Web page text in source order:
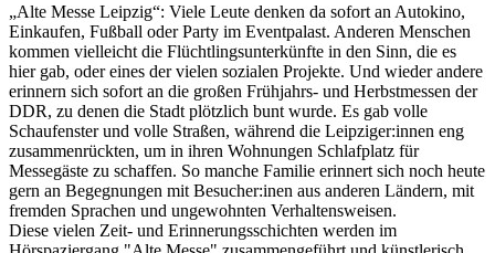
„Alte Messe Leipzig“: Viele Leute denken da sofort an Autokino,
Einkaufen, Fußball oder Party im Eventpalast. Anderen Menschen
kommen vielleicht die Flüchtlingsunterkünfte in den Sinn, die es
hier gab, oder eines der vielen sozialen Projekte. Und wieder andere
erinnern sich sofort an die großen Frühjahrs- und Herbstmessen der
DDR, zu denen die Stadt plötzlich bunt wurde. Es gab volle
Schaufenster und volle Straßen, während die Leipziger:innen eng
zusammenrückten, um in ihren Wohnungen Schlafplatz für
Messegäste zu schaffen. So manche Familie erinnert sich noch heute
gern an Begegnungen mit Besucher:inen aus anderen Ländern, mit
fremden Sprachen und ungewohnten Verhaltensweisen.
Diese vielen Zeit- und Erinnerungsschichten werden im